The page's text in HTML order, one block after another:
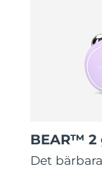
BEAR™ 2
Det